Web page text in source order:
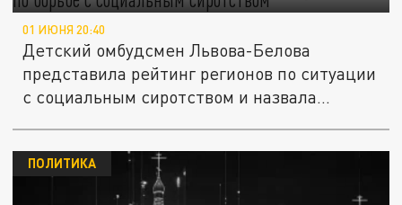
01 ИЮНЯ 20:40
Детский омбудсмен Львова-Белова
представила рейтинг регионов по ситуации
с социальным сиротством и назвала...
ПОЛИТИКА